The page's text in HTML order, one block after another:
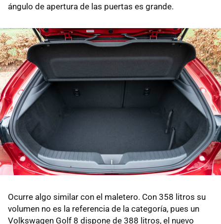
ángulo de apertura de las puertas es grande.
Ocurre algo similar con el maletero. Con 358 litros su
volumen no es la referencia de la categoría, pues un
Volkswagen Golf 8 dispone de 388 litros, el nuevo